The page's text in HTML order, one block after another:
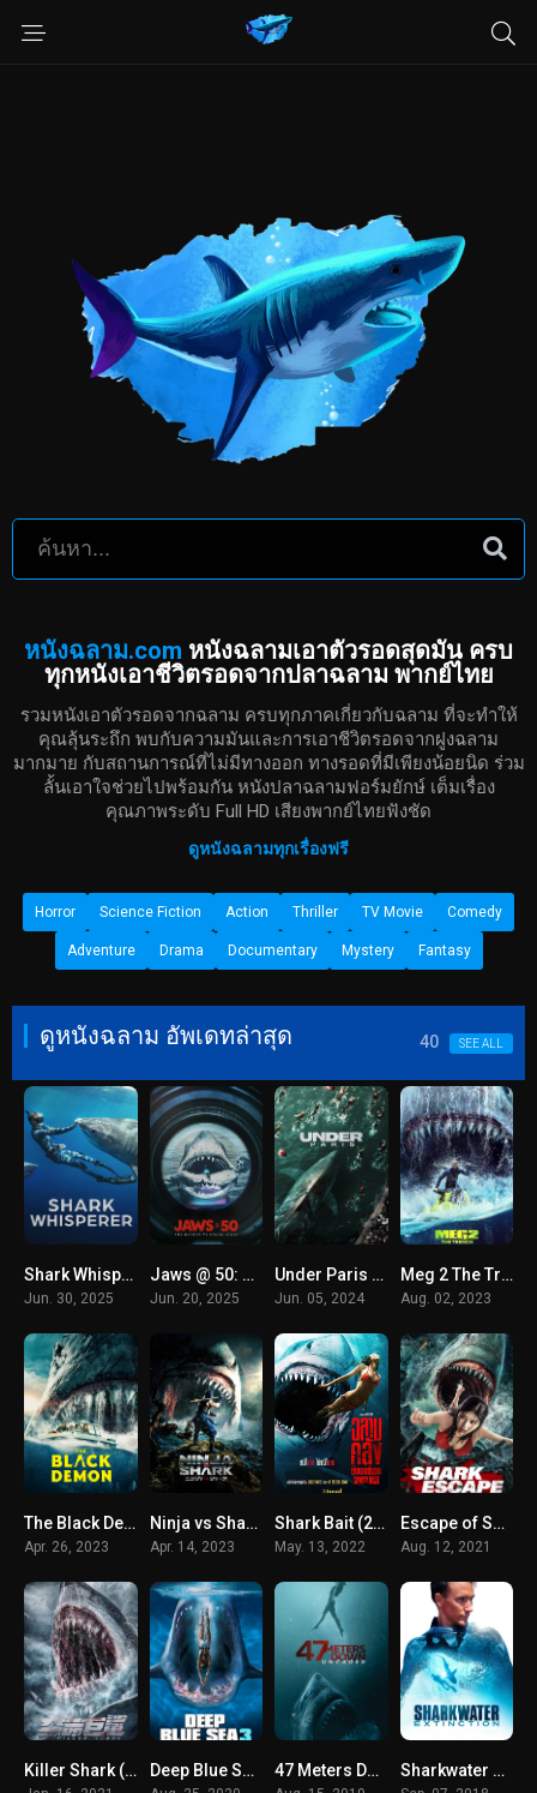
หนังฉลาม.com หนังฉลามเอาตัวรอดสุดมัน ครบ
ทุกหนังเอาชีวิตรอดจากปลาฉลาม พากย์ไทย
รวมหนังเอาตัวรอดจากฉลาม ครบทุกภาคเกี่ยวกับฉลาม ที่จะทำให้
คุณลุ้นระถึก พบกับความมันและการเอาชีวิตรอดจากฝูงฉลาม
มากมาย กับสถานการณ์ที่ไม่มีทางออก ทางรอดที่มีเพียงน้อยนิด ร่วม
ลั้นเอาใจช่วยไปพร้อมกัน หนังปลาฉลามฟอร์มยักษ์ เต็มเรื่อง
คุณภาพระดับ Full HD เสียงพากย์ไทยฟังชัด
ดูหนังฉลามทุกเรื่องฟรี
Horror Science Fiction Action Thriller TV Movie Comedy
Adventure Drama Documentary Mystery Fantasy
ดูหนังฉลาม อัพเดทล่าสุด 40 SEE ALL
Shark Whisperer (2025) NETFLIX คนรักษ์ฉลาม
Jun. 30, 2025
Jaws @ 50: The Definitive Inside Story (2025)
Jun. 20, 2025
Under Paris (Sous la Seine) (2024) มฤตยูใต้ปารีส
Jun. 05, 2024
Meg 2 The Trench (2023) เม็ก 2 อภิมหาโคตรหลามร่องนรก
Aug. 02, 2023
The Black Demon (2023) เพชฌฆาตพันธุ์ทมิฬ
Apr. 26, 2023
Ninja vs Shark (2023) นินจา ปะทะ ฉลาม
Apr. 14, 2023
Shark Bait (2022) ฉลามคลั่ง ซัมเมอร์นรก
May. 13, 2022
Escape of Shark (2021) โคตรฉลามคลั่ง
Aug. 12, 2021
Killer Shark (2021) ฉลามคลั่ง ทะเลมรณะ Deep Blue Sea 3 (2020) ฝูงมฤตยูใต้มหาสมุทร 3 47 Meters Down Uncaged (2019) ดิ่งลึกสุดนรก Sharkwater Extinction (2018) การสูญพันธุ์ของปลาฉลาม